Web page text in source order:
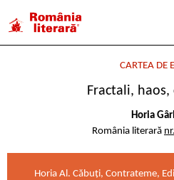
CARTEA DE
Fractali,
Horia
România literară
Horia Al. Căbuți, Contrateme,